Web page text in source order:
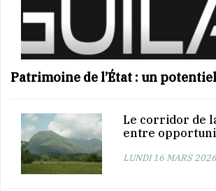
Patrimoine de l’État : un
Le corridor de
entre
LUNDI 16 MARS 2026